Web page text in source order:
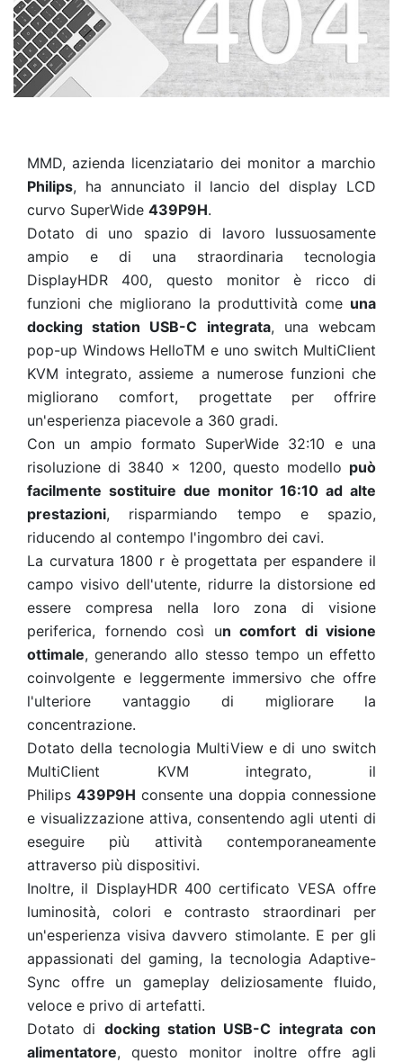
MMD, azienda licenziatario dei monitor a marchio
Philips, ha annunciato il lancio del display LCD
curvo SuperWide 439P9H.
Dotato di uno spazio di lavoro lussuosamente
ampio e di una straordinaria tecnologia
DisplayHDR 400, questo monitor è ricco di
funzioni che migliorano la produttività come una
docking station USB-C integrata, una webcam
pop-up Windows HelloTM e uno switch MultiClient
KVM integrato, assieme a numerose funzioni che
migliorano comfort, progettate per offrire
un'esperienza piacevole a 360 gradi.
Con un ampio formato SuperWide 32:10 e una
risoluzione di 3840 x 1200, questo modello può
facilmente sostituire due monitor 16:10 ad alte
prestazioni, risparmiando tempo e spazio,
riducendo al contempo l'ingombro dei cavi.
La curvatura 1800 r è progettata per espandere il
campo visivo dell'utente, ridurre la distorsione ed
essere compresa nella loro zona di visione
periferica, fornendo così un comfort di visione
ottimale, generando allo stesso tempo un effetto
coinvolgente e leggermente immersivo che offre
l'ulteriore vantaggio di migliorare la
concentrazione.
Dotato della tecnologia MultiView e di uno switch
MultiClient KVM integrato, il
Philips 439P9H consente una doppia connessione
e visualizzazione attiva, consentendo agli utenti di
eseguire più attività contemporaneamente
attraverso più dispositivi.
Inoltre, il DisplayHDR 400 certificato VESA offre
luminosità, colori e contrasto straordinari per
un'esperienza visiva davvero stimolante. E per gli
appassionati del gaming, la tecnologia Adaptive-
Sync offre un gameplay deliziosamente fluido,
veloce e privo di artefatti.
Dotato di docking station USB-C integrata con
alimentatore, questo monitor inoltre offre agli